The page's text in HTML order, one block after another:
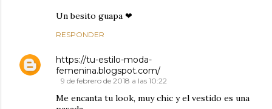
Un besito guapa ❤
RESPONDER
https://tu-estilo-moda-
femenina.blogspot.com/
9 de febrero de 2018 a las 10:22
Me encanta tu look, muy chic y el vestido es una